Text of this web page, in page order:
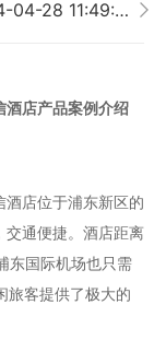
能开关 2024-04-28 11:49:39
酒店产品案例介绍
店位于浦东新区的
交通便捷。酒店距离
东国际机场也只需
旅客提供了极大的